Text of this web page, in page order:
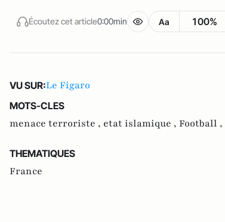
Écoutez cet article0:00min Aa 100%
VU SUR:Le Figaro
MOTS-CLES
menace terroriste , etat islamique , Football ,
THEMATIQUES
France